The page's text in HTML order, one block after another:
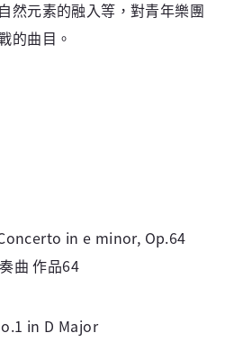
然元素的融入等，對青年樂團
的曲目。
in e minor, Op.64
曲 作品64
in D Major